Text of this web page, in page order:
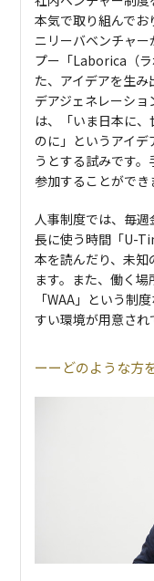
本気で取り組んで
ニリーバベンチャ
プー「Laborica（
た、アイデアを生
デアジェネレーシ
は、「いま日本に
のに」というアイ
うとする試みです
参加することができ
人事制度では、毎
長に使う時間「U-
本を読んだり、未
ます。また、働く
「WAA」という制
すい環境が用意され
どのような方